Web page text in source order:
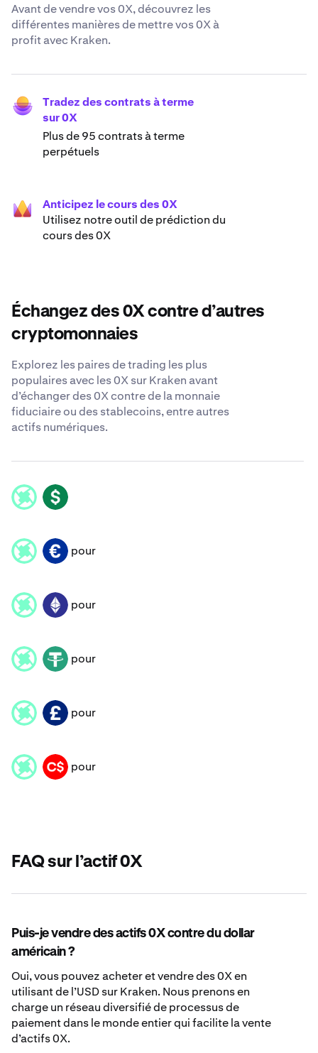
Avant de vendre vos 0X, découvrez les
différentes manières de mettre vos 0X à
profit avec Kraken.
Tradez des contrats à terme
sur 0X
Plus de 95 contrats à terme
perpétuels
Anticipez le cours des 0X
Utilisez notre outil de prédiction du
cours des 0X
Échangez des 0X contre d’autres
cryptomonnaies
Explorez les paires de trading les plus
populaires avec les 0X sur Kraken avant
d’échanger des 0X contre de la monnaie
fiduciaire ou des stablecoins, entre autres
actifs numériques.
ZRX USD
ZRX EUR pour
ZRX ETH pour
ZRX USDT pour
ZRX GBP pour
ZRX CAD pour
FAQ sur l’actif 0X
Puis-je vendre des actifs 0X contre du dollar
américain ?
Oui, vous pouvez acheter et vendre des 0X en
utilisant de l’USD sur Kraken. Nous prenons en
charge un réseau diversifié de processus de
paiement dans le monde entier qui facilite la vente
d’actifs 0X.